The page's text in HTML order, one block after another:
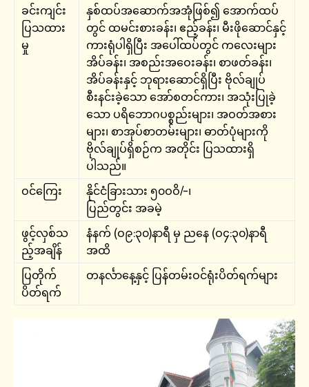
ခင်းကျင်း
ပြသထား
မှု
နှစ်ထပ်အဆောက်အအုံဖြစ်၍ အောက်ထပ်
တွင် ထမင်းစားခန်း၊ ဧည့်ခန်း၊ မီးဖိုဆောင်နှင့်
ကားရုံပါရှိပြီး အပေါ်ထပ်တွင် ကလေးများ
အိပ်ခန်း၊ အစည်းအဝေးခန်း၊ စာဖတ်ခန်း၊
အိပ်ခန်းနှင့် ဘုရားဆောင်ရှိပြီး ဗိုလ်ချုပ်
စီးနင်းခဲ့သော အော်စတင်ကား၊ အသုံးပြုခဲ့
သော ပရိဘောဂပစ္စည်းများ၊ အဝတ်အစား
များ၊ စာအုပ်စာတမ်းများ၊ ဓာတ်ပုံများကို
ဗိုလ်ချုပ်ရှိစဉ်က အတိုင်း ပြသထားရှိ
ပါသည်။
ဝင်ကြေး
နိုင်ငံခြားသား ၅၀ဝဝိ/-၊
ပြည်တွင်း အခမဲ့
ဖွင့်လှစ်သ
ည့်အချိန်
နံနက် (ဝ၉:၃၀)နာရီ မှ ညနေ (ဝ၄:၃၀)နာရီ
အထိ
ပြတိုက်
ပိတ်ရက်
တနင်္လာနေ့နှင့် ပြန်တမ်းဝင်ရုံးပိတ်ရက်များ